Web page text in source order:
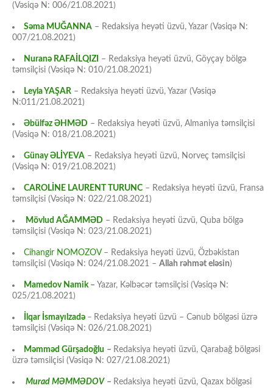
(Vəsiqə N: 006/21.08.2021)
Səma MUĞANNA – Redaksiya heyəti üzvü, Yazar (Vəsiqə N:
007/21.08.2021)
Nuranə RAFAİLQIZI
– Redaksiya heyəti üzvü, Göyçay bölgə
təmsilçisi (Vəsiqə N: 010/21.08.2021)
Leyla YAŞAR – Redaksiya heyəti üzvü, Yazar (Vəsiqə
N:011/21.08.2021)
Əbülfəz ƏHMƏD – Redaksiya heyəti üzvü, Almaniya təmsilçisi
(Vəsiqə N: 018/21.08.2021)
Günay ƏLİYEVA – Redaksiya heyəti üzvü, Norveç təmsilçisi
(Vəsiqə N: 019/21.08.2021)
CAROLİNE LAURENT TURUNC – Redaksiya heyəti üzvü, Fransa
təmsilçisi (Vəsiqə N: 022/21.08.2021)
Mövlud AĞAMMƏD – Redaksiya heyəti üzvü, Quba bölgə
təmsilçisi (Vəsiqə N: 023/21.08.2021)
Cihangir NOMOZOV– Redaksiya heyəti üzvü, Özbəkistan
təmsilçisi (Vəsiqə N: 024/21.08.2021 – Allah rəhmət eləsin)
Mamedov Namik– Yazar, Kəlbəcər təmsilçisi (Vəsiqə N:
025/21.08.2021)
İlqar İsmayılzadə – Redaksiya heyəti üzvü – Cənub bölgəsi üzrə
təmsilçisi (Vəsiqə N: 026/21.08.2021)
Məmməd Gürşadoğlu – Redaksiya heyəti üzvü, Qarabağ bölgəsi
üzrə təmsilçisi (Vəsiqə N: 027/21.08.2021)
Murad MƏMMƏDOV – Redaksiya heyəti üzvü, Qazax bölgəsi